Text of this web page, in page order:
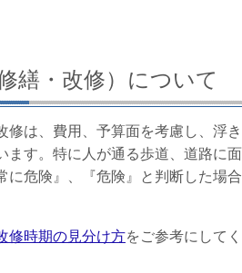
繕・改修）について
は、費用、予算面を考慮し、浮
ます。特に人が通る歩道、道路に
に危険』、『危険』と判断した場
修時期の見分け方をご参考にしてく